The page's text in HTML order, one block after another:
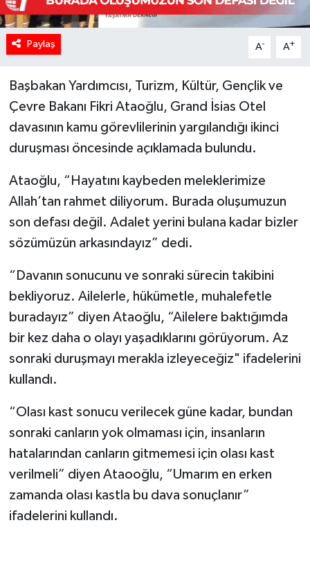
Paylaş A- A+
Başbakan Yardımcısı, Turizm, Kültür, Gençlik ve
Çevre Bakanı Fikri Ataoğlu, Grand İsias Otel
davasının kamu görevlilerinin yargılandığı ikinci
duruşması öncesinde açıklamada bulundu.
Ataoğlu, “Hayatını kaybeden meleklerimize
Allah’tan rahmet diliyorum. Burada oluşumuzun
son defası değil. Adalet yerini bulana kadar bizler
sözümüzün arkasındayız” dedi.
“Davanın sonucunu ve sonraki sürecin takibini
bekliyoruz. Ailelerle, hükümetle, muhalefetle
buradayız” diyen Ataoğlu, “Ailelere baktığımda
bir kez daha o olayı yaşadıklarını görüyorum. Az
sonraki duruşmayı merakla izleyeceğiz" ifadelerini
kullandı.
“Olası kast sonucu verilecek güne kadar, bundan
sonraki canların yok olmaması için, insanların
hatalarından canların gitmemesi için olası kast
verilmeli” diyen Ataooğlu, “Umarım en erken
zamanda olası kastla bu dava sonuçlanır”
ifadelerini kullandı.